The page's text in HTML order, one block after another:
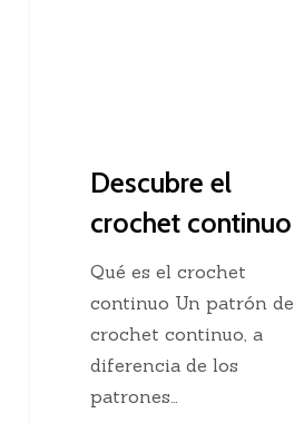
Descubre el
crochet continuo
Qué es el crochet
continuo Un patrón de
crochet continuo, a
diferencia de los
patrones…